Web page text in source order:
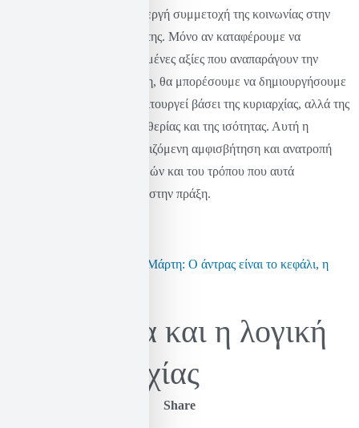
λογική, προϋποθέτει την ενεργή συμμετοχή της κοινωνίας στην
αναδημιουργία του εαυτού της. Μόνο αν καταφέρουμε να
διαρρήξουμε τις βαθιά ριζωμένες αξίες που αναπαράγουν την
ανισότητα και την καταπίεση, θα μπορέσουμε να δημιουργήσουμε
μια κοινωνία που δεν θα λειτουργεί βάσει της κυριαρχίας, αλλά της
αλληλοσεβασμού, της ελευθερίας και της ισότητας. Αυτή η
διαδικασία απαιτεί τη συνεχιζόμενη αμφισβήτηση και ανατροπή
των κοινωνικών συμβολισμών και του τρόπου που αυτά
αναπαράγονται καθημερινά στην πράξη.
Για τις 8 του Μάρτη: Ο άντρας είναι το κεφάλι, η
Πατριαρχία και η λογική
της κυριαρχίας
Share